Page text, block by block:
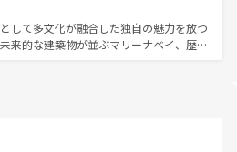
年中温暖で、どの季節にも異なる楽しみ
しみやすいタイの人々、仏教を中心とし
様な観光資源が、訪れる旅人を魅了し続
も感動するはず。観光スポットが密集し
見どころを回れるのも魅力。息をのむよ
的な体験まで、香港を存分に楽しみ尽く
して多文化が融合した独自の魅力を放つ
来的な建築物が並ぶマリーナベイ、歴史
地元の風情を楽しめる外せないスポット